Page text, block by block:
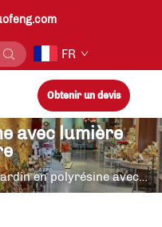
FR
Obtenir un devis
avec lumière
en polyrésine avec lumière solaire